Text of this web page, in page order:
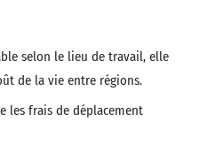
selon le lieu de travail, elle
de la vie entre régions.
les frais de déplacement